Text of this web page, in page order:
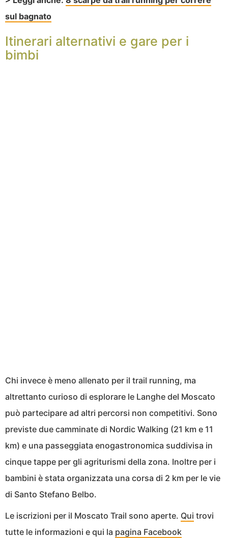
sul bagnato
Itinerari alternativi e gare per i
bimbi
Chi invece è meno allenato per il trail running, ma
altrettanto curioso di esplorare le Langhe del Moscato
può partecipare ad altri percorsi non competitivi. Sono
previste due camminate di Nordic Walking (21 km e 11
km) e una passeggiata enogastronomica suddivisa in
cinque tappe per gli agriturismi della zona. Inoltre per i
bambini è stata organizzata una corsa di 2 km per le vie
di Santo Stefano Belbo.
Le iscrizioni per il Moscato Trail sono aperte. Qui trovi
tutte le informazioni e qui la pagina Facebook